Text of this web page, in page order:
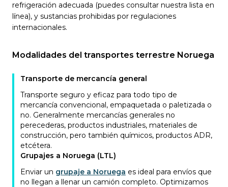
refrigeración adecuada (puedes consultar nuestra lista en
línea), y sustancias prohibidas por regulaciones
internacionales.
Modalidades del transportes terrestre Noruega
Transporte de mercancía general
Transporte seguro y eficaz para todo tipo de
mercancía convencional, empaquetada o paletizada o
no. Generalmente mercancías generales no
perecederas, productos industriales, materiales de
construcción, pero también químicos, productos ADR,
etcétera.
Grupajes a Noruega (LTL)
Enviar un grupaje a Noruega es ideal para envíos que
no llegan a llenar un camión completo. Optimizamos